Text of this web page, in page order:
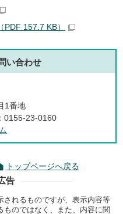
157.7 KB）
い合わせ
1番地
0155-23-0160
トップページへ戻る
告
されるものですが、表示内容等
ものではなく、また、内容に関